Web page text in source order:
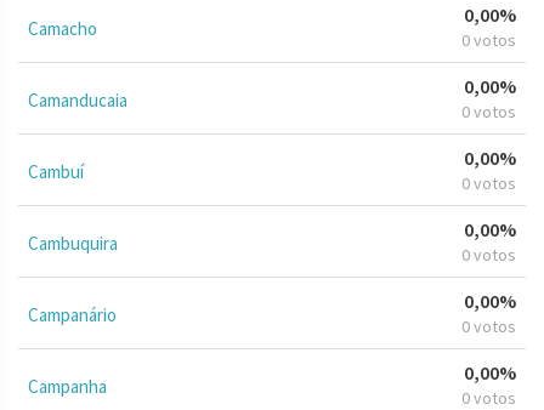
Camacho
0,00%
0 votos
Camanducaia
0,00%
0 votos
Cambuí
0,00%
0 votos
Cambuquira
0,00%
0 votos
Campanário
0,00%
0 votos
Campanha
0,00%
0 votos